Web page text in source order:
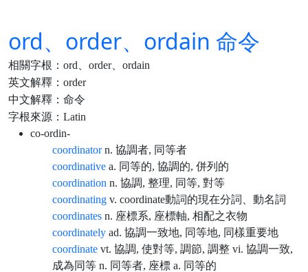
ord、order、ordain 命令
相關字根：ord、order、ordain
英文解釋：order
中文解釋：命令
字根來源：Latin
co-ordin-
coordinator n. 協調者, 同等者
coordinative a. 同等的, 協調的, 併列的
coordination n. 協調, 整理, 同等, 對等
coordinating v. coordinate動詞的現在分詞、動名詞
coordinates n. 座標系, 座標軸, 相配之衣物
coordinately ad. 協調一致地, 同等地, 同樣重要地
coordinate vt. 協調, 使對等, 調節, 調整 vi. 協調一致,
成為同等 n. 同等者, 座標 a. 同等的